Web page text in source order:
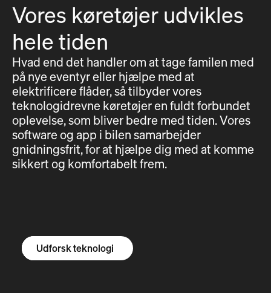
Vores køretøjer udvikles
hele tiden
Hvad end det handler om at tage familen med
på nye eventyr eller hjælpe med at
elektrificere flåder, så tilbyder vores
teknologidrevne køretøjer en fuldt forbundet
oplevelse, som bliver bedre med tiden. Vores
software og app i bilen samarbejder
gnidningsfrit, for at hjælpe dig med at komme
sikkert og komfortabelt frem.
Udforsk R1S
Udforsk R1T
Udforsk varevogne
Udforsk teknologi